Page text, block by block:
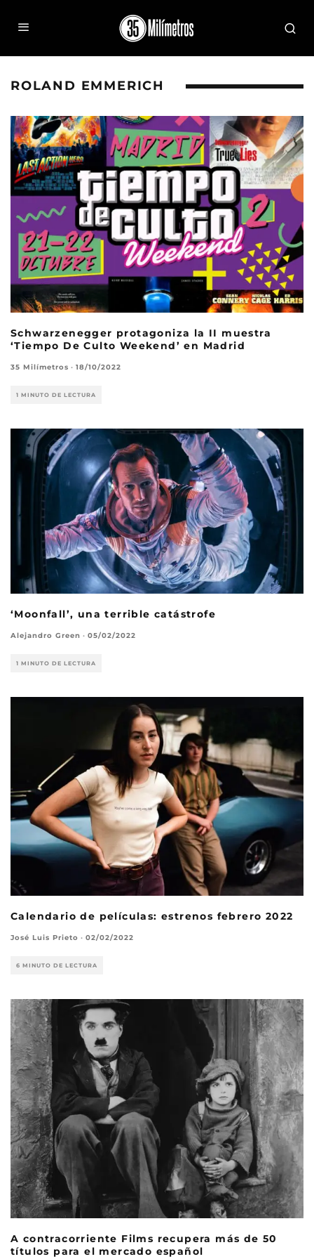
ROLAND EMMERICH
Schwarzenegger protagoniza la II muestra
‘Tiempo De Culto Weekend’ en Madrid
35 Milímetros · 18/10/2022
1 MINUTO DE LECTURA
‘Moonfall’, una terrible catástrofe
Alejandro Green · 05/02/2022
1 MINUTO DE LECTURA
Calendario de películas: estrenos febrero 2022
José Luis Prieto · 02/02/2022
6 MINUTO DE LECTURA
A contracorriente Films recupera más de 50
títulos para el mercado español